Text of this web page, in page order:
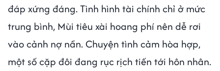
đáp xứng đáng. Tình hình tài chính chỉ ở mức
trung bình, Mùi tiêu xài hoang phí nên dễ rơi
vào cảnh nợ nần. Chuyện tình cảm hòa hợp,
một số cặp đôi đang rục rịch tiến tới hôn nhân.